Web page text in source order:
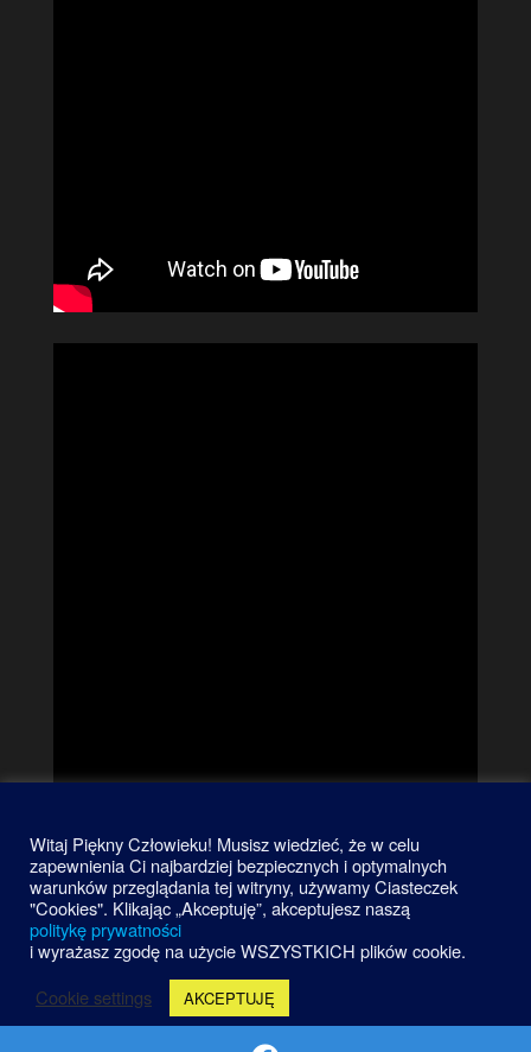
Dumnie wspierane przezWordPress
Witaj Piękny Człowieku! Musisz wiedzieć, że w celu
zapewnienia Ci najbardziej bezpiecznych i optymalnych
warunków przeglądania tej witryny, używamy Ciasteczek
"Cookies". Klikając „Akceptuję”, akceptujesz naszą
politykę prywatności
i wyrażasz zgodę na użycie WSZYSTKICH plików cookie.
Cookie settings
AKCEPTUJĘ